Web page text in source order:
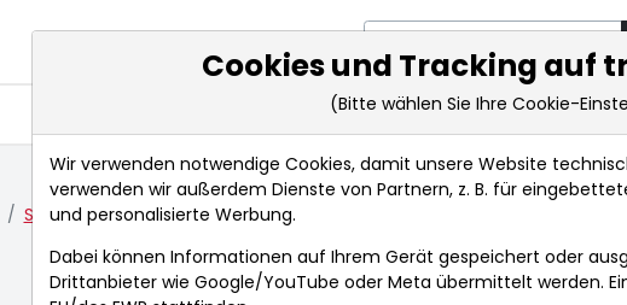
Markt-Analysen Market Tools
Samsung Electronics Co. Ltd. (GDRs)
Cookies und Tracking auf
(Bitte wählen Sie Ihre Cookie-
Wir verwenden notwendige Cookies, damit unsere Website
verwenden wir außerdem Dienste von Partnern, z. B. für
und personalisierte Werbung.
Dabei können Informationen auf Ihrem Gerät gespeichert oder
Drittanbieter wie Google/YouTube oder Meta übermittelt werden.